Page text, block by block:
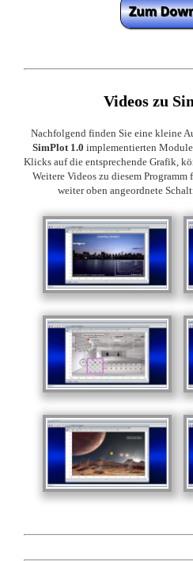
Videos zu
Nachfolgend finden Sie eine kleine
SimPlot 1.0 implementierten
Klicks auf die entsprechende Grafik,
Weitere Videos zu diesem
weiter oben angeordnete